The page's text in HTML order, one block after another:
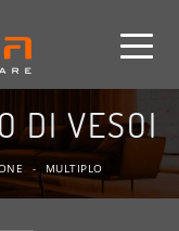
DI VESOI
- MULTIPLO